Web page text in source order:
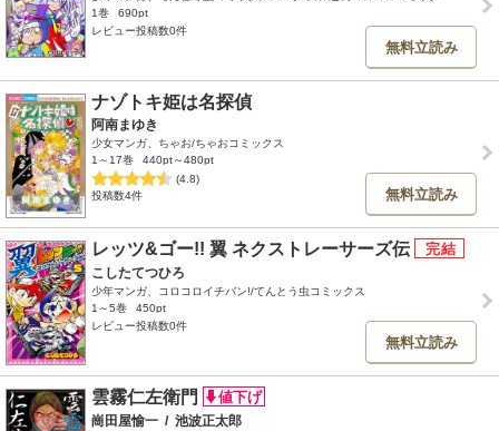
1巻
690pt
レビュー投稿数0件
無料立読み
ナゾトキ姫は名探偵
阿南まゆき
少女マンガ、ちゃお/ちゃおコミックス
1～17巻
440pt～480pt
(4.8)
投稿数4件
無料立読み
レッツ&ゴー!! 翼 ネクストレーサーズ伝
こしたてつひろ
少年マンガ、コロコロイチバン!/てんとう虫コミックス
1～5巻
450pt
レビュー投稿数0件
無料立読み
雲霧仁左衛門
崗田屋愉一 / 池波正太郎